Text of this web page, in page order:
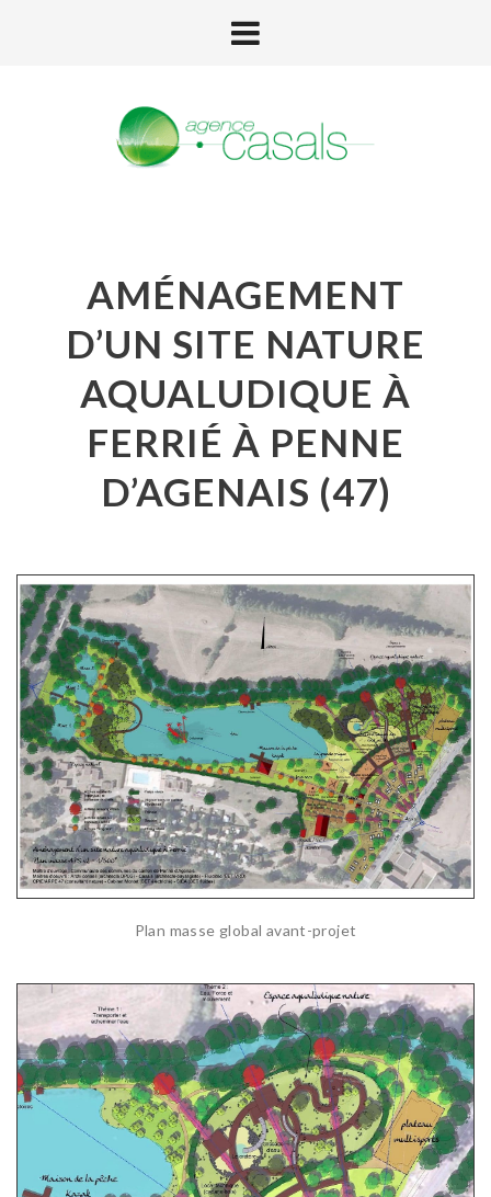
AMÉNAGEMENT
D’UN SITE NATURE
AQUALUDIQUE À
FERRIÉ À PENNE
D’AGENAIS (47)
Plan masse global avant-projet